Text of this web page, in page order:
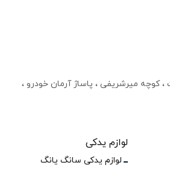
کوچه میرشریفی ، پاساژ آرمان خودرو ،
لوازم یدکی
لوازم یدکی سانگ یانگ